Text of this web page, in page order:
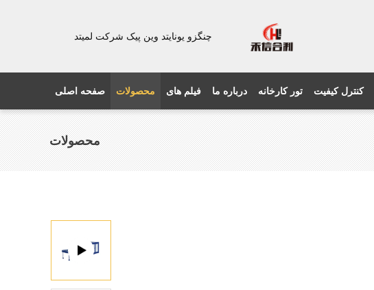
چنگزو یونایتد وین پیک شرکت لمیتد
صفحه اصلی محصولات فیلم های درباره ما تور کارخانه کنترل کیفیت
محصولات